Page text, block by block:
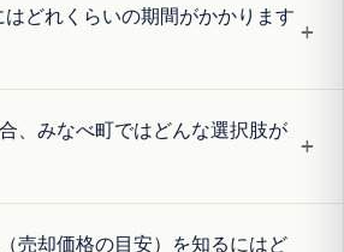
どれくらいの期間がかかります
+
、みなべ町ではどんな選択肢が
+
売却価格の目安）を知るにはど